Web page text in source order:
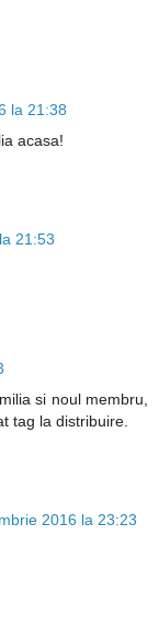
la 21:38
acasa!
21:53
si noul membru,
tag la distribuire.
2016 la 23:23